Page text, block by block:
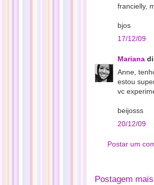
francielly,
bjos
17/12/09
Mariana
Anne,
estou
vc
beijosss
20/12/09
Postar um
Postagem